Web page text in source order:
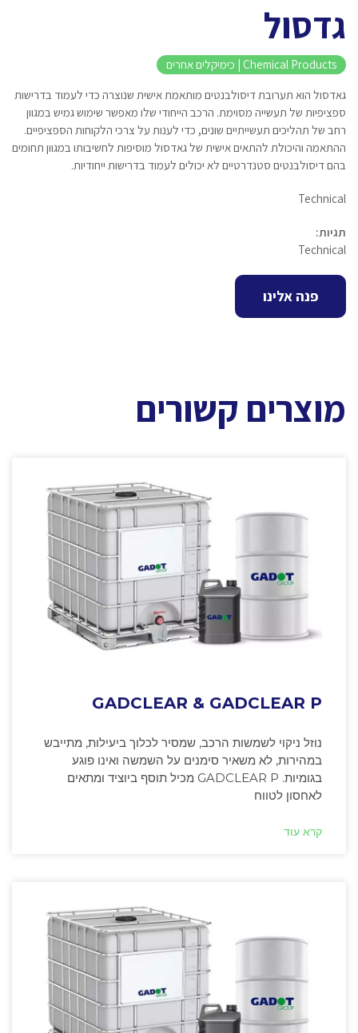
גדסול
Chemical Products | כימיקלים אחרים
גאדסול הוא תערובת דיסולבנטים מותאמת אישית שנוצרה כדי לעמוד בדרישות
ספציפיות של תעשייה מסוימת. הרכב הייחודי שלו מאפשר שימוש גמיש במגוון
רחב של תהליכים תעשייתיים שונים, כדי לענות על צרכי הלקוחות הספציפיים.
ההתאמה והיכולת להתאים אישית של גאדסול מוסיפות לחשיבותו במגוון תחומים
בהם דיסולבנטים סטנדרטיים לא יכולים לעמוד בדרישות ייחודיות.
Technical
תגיות:
Technical
פנה אלינו
מוצרים קשורים
GADCLEAR & GADCLEAR P
נוזל ניקוי לשמשות הרכב, שמסיר לכלוך ביעילות, מתייבש
במהירות, לא משאיר סימנים על השמשה ואינו פוגע
בגומיות. GADCLEAR P מכיל תוסף ביוציד ומתאים
לאחסון לטווח
קרא עוד